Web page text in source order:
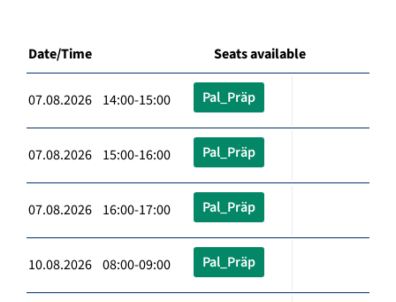
Date/Time Seats available
07.08.2026 14:00-15:00 Pal_Präp
07.08.2026 15:00-16:00 Pal_Präp
07.08.2026 16:00-17:00 Pal_Präp
10.08.2026 08:00-09:00 Pal_Präp